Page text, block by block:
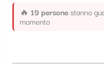
🔥 19 personestanno
momento
a